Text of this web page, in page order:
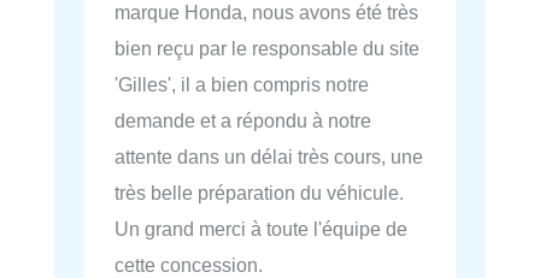
marque Honda, nous avons été très
bien reçu par le responsable du site
'Gilles', il a bien compris notre
demande et a répondu à notre
attente dans un délai très cours, une
très belle préparation du véhicule.
Un grand merci à toute l'équipe de
cette concession.